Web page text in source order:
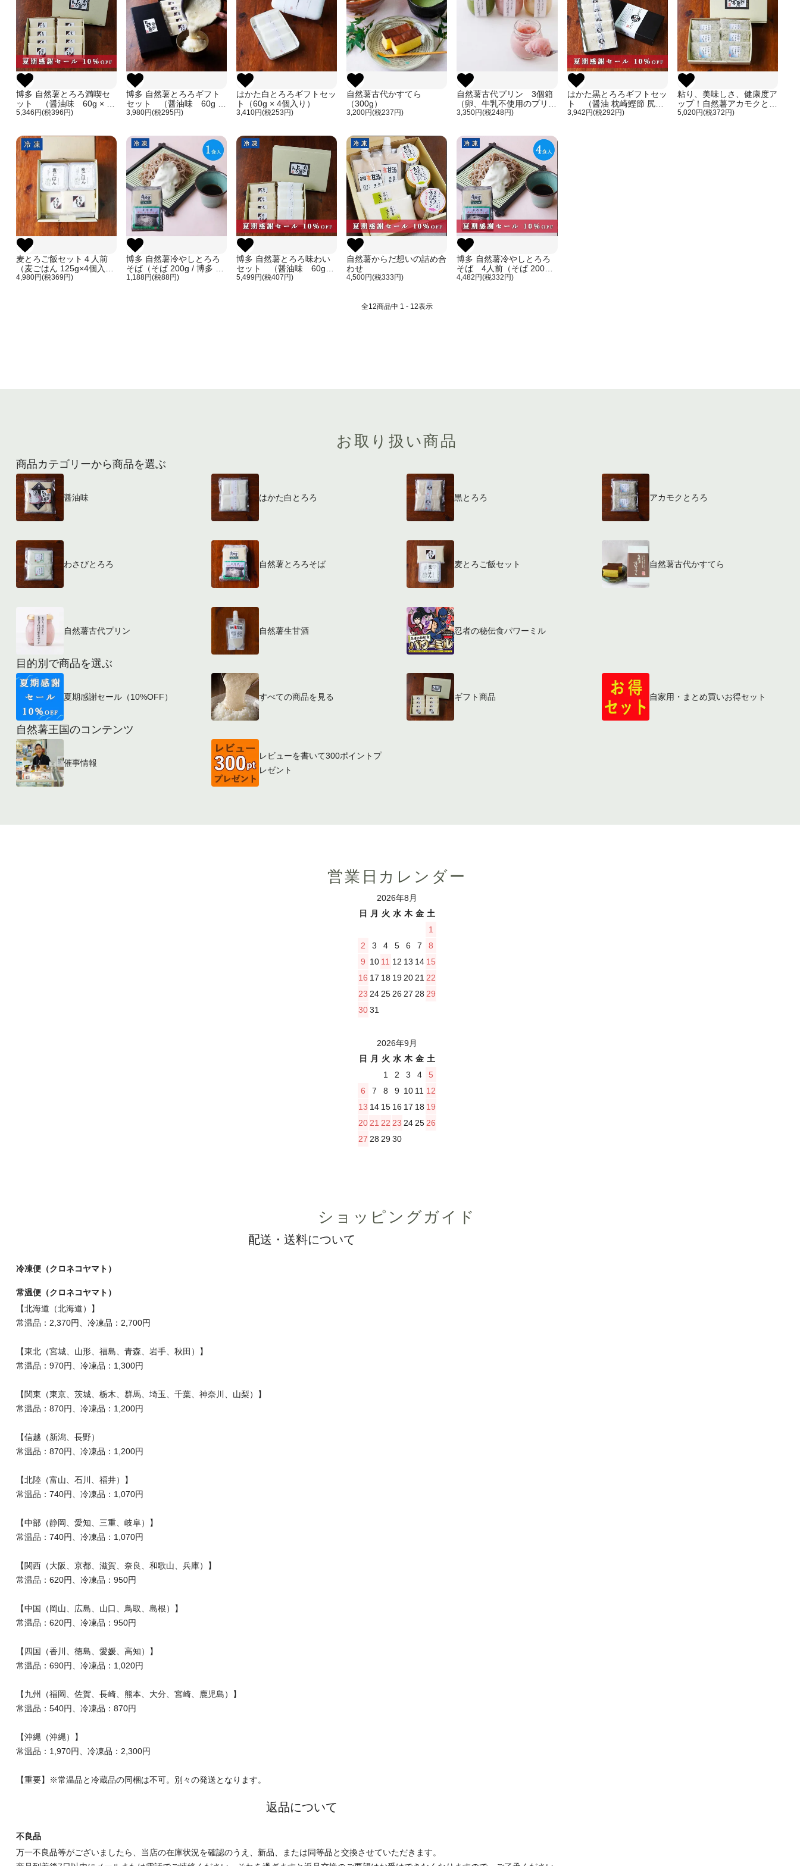
博多 自然薯とろろ満喫セ
ット （醤油味 60g × 8
個入り）
5,346円(税396円)
博多 自然薯とろろギフト
セット （醤油味 60g ×
5個入り）
3,980円(税295円)
はかた白とろろギフトセッ
ト（60g × 4個入り）
3,410円(税253円)
自然薯古代かすてら
（300g）
3,200円(税237円)
自然薯古代プリン 3個箱
（卵、牛乳不使用のプリ
ン）
3,350円(税248円)
はかた黒とろろギフトセッ
ト （醤油 枕崎鰹節 尻氏
昆布 味付け 60g × 5個入
3,942円(税292円)
粘り、美味しさ、健康度ア
ップ！自然薯アカモクとろ
ろギフトセット（60g×6個
5,020円(税372円)
麦とろご飯セット４人前
（麦ごはん 125g×4個入
り 醤油味 60g×4個入
4,980円(税369円)
博多 自然薯冷やしとろろ
そば（そば 200g / 博多 自
然薯とろろ55g×1個 / 麺つ
1,188円(税88円)
博多 自然薯とろろ味わい
セット （醤油味 60g×4
個入り はかた白とろろ
5,499円(税407円)
自然薯からだ想いの詰め合
わせ
4,500円(税333円)
博多 自然薯冷やしとろろ
そば 4人前（そば 200g4
袋 / 博多 自然薯とろろ
4,482円(税332円)
全12商品中 1 - 12表示
お取り扱い商品
商品カテゴリーから商品を選ぶ
醤油味 はかた白とろろ 黒とろろ アカモクとろろ
わさびとろろ 自然薯とろろそば 麦とろご飯セット 自然薯古代かすてら
自然薯古代プリン 自然薯生甘酒 忍者の秘伝食パワーミル
目的別で商品を選ぶ
夏期感謝セール（10%OFF） すべての商品を見る ギフト商品 自家用・まとめ買いお得セット
自然薯王国のコンテンツ
催事情報
レビューを書いて300ポイントプ
レゼント
営業日カレンダー
2026年8月
日
月 火 水 木 金 土
1
2
3 4 5 6 7
8
9 10 11 12 13 14 15
16 17 18 19202122
23 242526 27 28 29
3031
2026年9月
日
月 火 水 木 金 土
1
2 3 4
5
6
7 8 9 10 11 12
13 14 15 16 17 18 19
2021 22 23 242526
27 28 2930
ショッピングガイド
配送・送料について
冷凍便（クロネコヤマト）
常温便（クロネコヤマト）
【北海道（北海道）】
常温品：2,370円、冷凍品：2,700円
【東北（宮城、山形、福島、青森、岩手、秋田）】
常温品：970円、冷凍品：1,300円
【関東（東京、茨城、栃木、群馬、埼玉、千葉、神奈川、山梨）】
常温品：870円、冷凍品：1,200円
【信越（新潟、長野）
常温品：870円、冷凍品：1,200円
【北陸（富山、石川、福井）】
常温品：740円、冷凍品：1,070円
【中部（静岡、愛知、三重、岐阜）】
常温品：740円、冷凍品：1,070円
【関西（大阪、京都、滋賀、奈良、和歌山、兵庫）】
常温品：620円、冷凍品：950円
【中国（岡山、広島、山口、鳥取、島根）】
常温品：620円、冷凍品：950円
【四国（香川、徳島、愛媛、高知）】
常温品：690円、冷凍品：1,020円
【九州（福岡、佐賀、長崎、熊本、大分、宮崎、鹿児島）】
常温品：540円、冷凍品：870円
【沖縄（沖縄）】
常温品：1,970円、冷凍品：2,300円
【重要】※常温品と冷蔵品の同梱は不可。別々の発送となります。
返品について
不良品
万一不良品等がございましたら、当店の在庫状況を確認のうえ、新品、または同等品と交換させていただきます。